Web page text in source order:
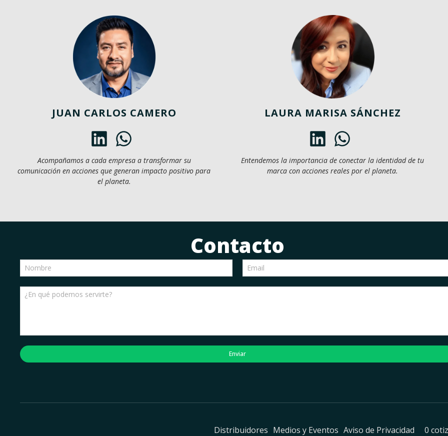
JUAN CARLOS CAMERO
Acompañamos a cada empresa a transformar su
comunicación en acciones que generan impacto positivo para
el planeta.
LAURA MARISA SÁNCHEZ
Entendemos la importancia de conectar la identidad de tu
marca con acciones reales por el planeta.
Contacto
Enviar
Distribuidores Medios y Eventos Aviso de Privacidad 0